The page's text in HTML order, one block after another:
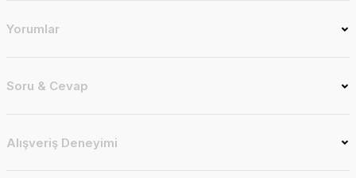
Yorumlar
Soru & Cevap
Alışveriş Deneyimi